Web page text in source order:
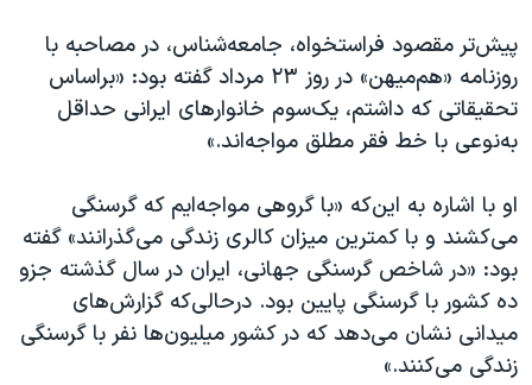
پیش‌تر مقصود فراستخواه، جامعه‌شناس، در مصاحبه با
روزنامه «هم‌میهن» در روز ۲۳ مرداد گفته بود: «براساس
تحقیقاتی که داشتم، یک‌سوم خانوارهای ایرانی حداقل
به‌نوعی با خط فقر مطلق مواجه‌اند.»
او با اشاره به این‌که «با گروهی مواجه‌ایم که گرسنگی
می‌کشند و با کمترین میزان کالری زندگی می‌گذرانند» گفته
بود: «در شاخص گرسنگی جهانی، ایران در سال گذشته جزو
ده کشور با گرسنگی پایین بود. درحالی‌که گزارش‌های
میدانی نشان می‌دهد که در کشور میلیون‌ها نفر با گرسنگی
زندگی می‌کنند.»